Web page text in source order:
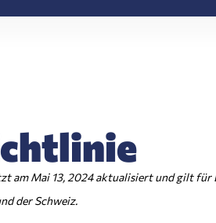
am Mai 13, 2024 aktualisiert und gilt
der Schweiz.